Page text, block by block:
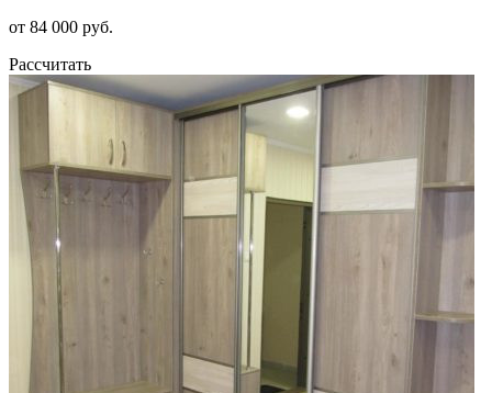
от 84 000 руб.
Рассчитать